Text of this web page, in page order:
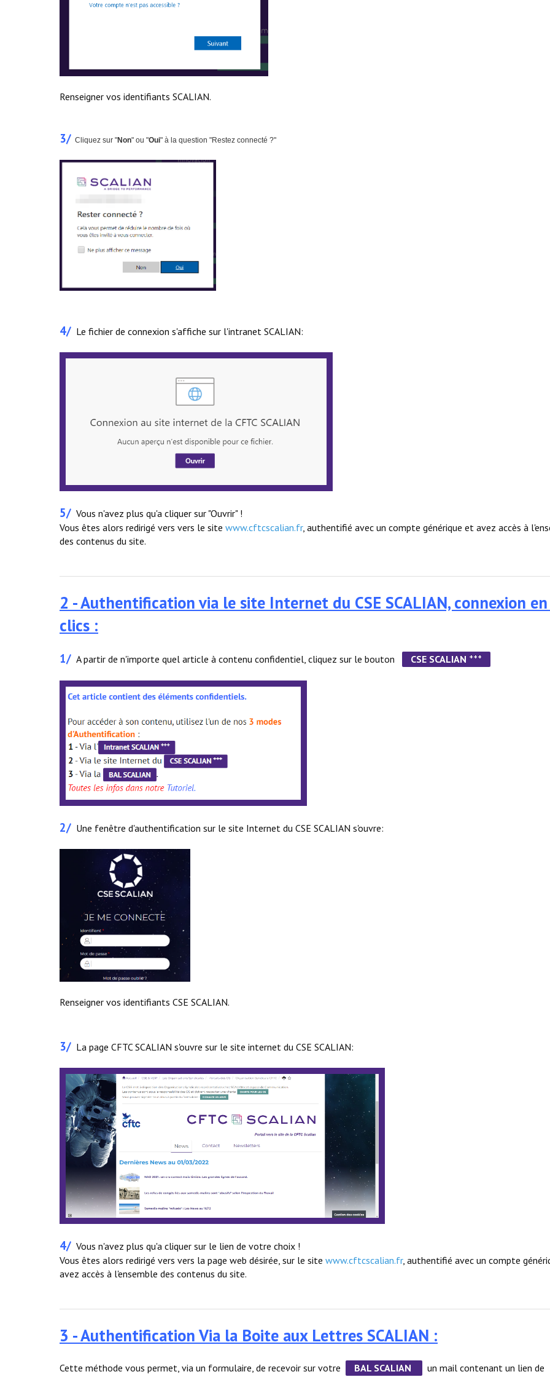
Renseigner vos identifiants SCALIAN.
3/ Cliquez sur "Non" ou "Oui" à la question "Restez connecté ?"
4/ Le fichier de connexion s'affiche sur l'intranet SCALIAN:
5/ Vous n'avez plus qu'a cliquer sur "Ouvrir" !
Vous êtes alors redirigé vers vers le site www.cftcscalian.fr, authentifié avec un compte générique et avez accès à
des contenus du site.
2 - Authentification via le site Internet du CSE SCALIAN, connexion
clics :
1/ A partir de n'importe quel article à contenu confidentiel, cliquez sur le bouton CSE SCALIAN +++
2/ Une fenêtre d'authentification sur le site Internet du CSE SCALIAN s'ouvre:
Renseigner vos identifiants CSE SCALIAN.
3/ La page CFTC SCALIAN s'ouvre sur le site internet du CSE SCALIAN:
4/ Vous n'avez plus qu'a cliquer sur le lien de votre choix !
Vous êtes alors redirigé vers vers la page web désirée, sur le site www.cftcscalian.fr, authentifié avec un compte
avez accès à l'ensemble des contenus du site.
3 - Authentification Via la Boite aux Lettres SCALIAN :
Cette méthode vous permet, via un formulaire, de recevoir sur votre BAL SCALIAN
un mail contenant un lien de